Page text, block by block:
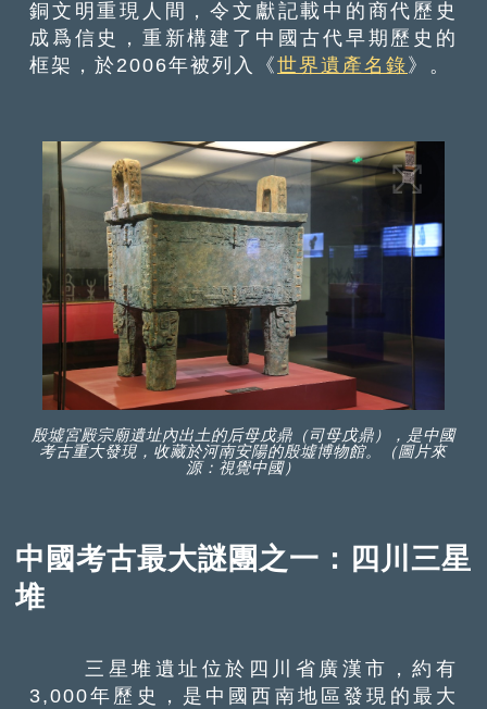
銅文明重現人間，令文獻記載中的商代歷史
成爲信史，重新構建了中國古代早期歷史的
框架，於2006年被列入《世界遺產名錄》。
殷墟宮殿宗廟遺址內出土的后母戊鼎（司母戊鼎），是中國
考古重大發現，收藏於河南安陽的殷墟博物館。（圖片來
源：視覺中國）
中國考古最大謎團之一：四川三星
堆
三星堆遺址位於四川省廣漢市，約有
3,000年歷史，是中國西南地區發現的最大